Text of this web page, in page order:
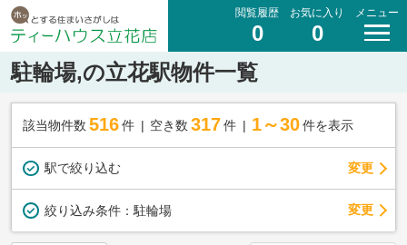
閲覧履歴
0
お気に入り
0
メニュー
駐輪場,の立花駅物件一覧
該当物件数 516件 空き数 317 件 1～30 件を表示
駅で絞り込む 変更
絞り込み条件： 駐輪場 変更